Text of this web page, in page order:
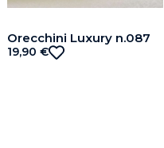
Orecchini Luxury n.087
19,90 €